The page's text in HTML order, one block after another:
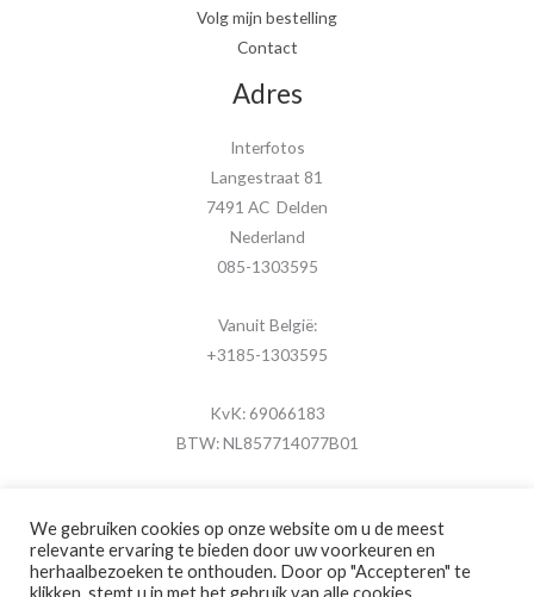
Volg mijn bestelling
Contact
Adres
Interfotos
Langestraat 81
7491 AC Delden
Nederland
085-1303595
Vanuit België:
+3185-1303595
KvK: 69066183
BTW: NL857714077B01
Copyright © 2026 MijnFotolijstje.nl
We gebruiken cookies op onze website om u de meest
relevante ervaring te bieden door uw voorkeuren en
herhaalbezoeken te onthouden. Door op "Accepteren" te
klikken, stemt u in met het gebruik van alle cookies.